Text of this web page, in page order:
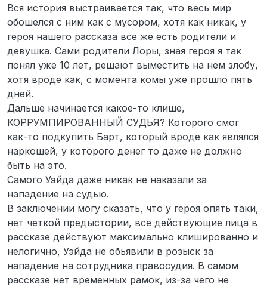
Вся история выстраивается так, что весь мир
обошелся с ним как с мусором, хотя как никак, у
героя нашего рассказа все же есть родители и
девушка. Сами родители Лоры, зная героя я так
понял уже 10 лет, решают выместить на нем злобу,
хотя вроде как, с момента комы уже прошло пять
дней.
Дальше начинается какое-то клише,
КОРРУМПИРОВАННЫЙ СУДЬЯ? Которого смог
как-то подкупить Барт, который вроде как являлся
наркошей, у которого денег то даже не должно
быть на это.
Самого Уэйда даже никак не наказали за
нападение на судью.
В заключении могу сказать, что у героя опять таки,
нет четкой предыстории, все действующие лица в
рассказе действуют максимально клишированно и
нелогично, Уэйда не обьявили в розыск за
нападение на сотрудника правосудия. В самом
рассказе нет временных рамок, из-за чего не